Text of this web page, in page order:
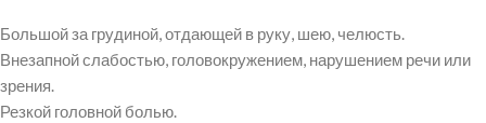
Большой за грудиной, отдающей в руку, шею, челюсть.
Внезапной слабостью, головокружением, нарушением речи или
зрения.
Резкой головной болью.